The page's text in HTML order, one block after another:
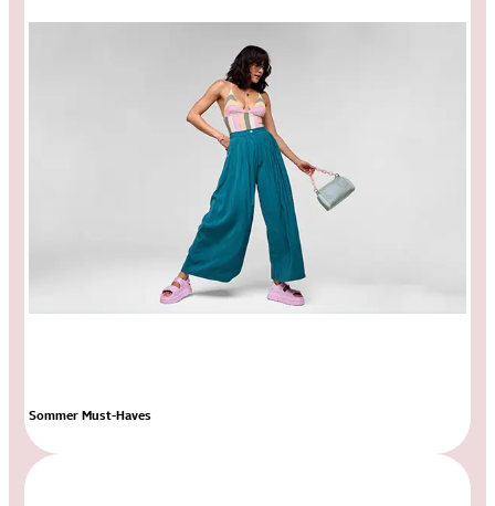
Sommer Must-Haves